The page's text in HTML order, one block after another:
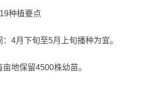
种植要点
月下旬至5月上旬播种为宜。
保留4500株幼苗。